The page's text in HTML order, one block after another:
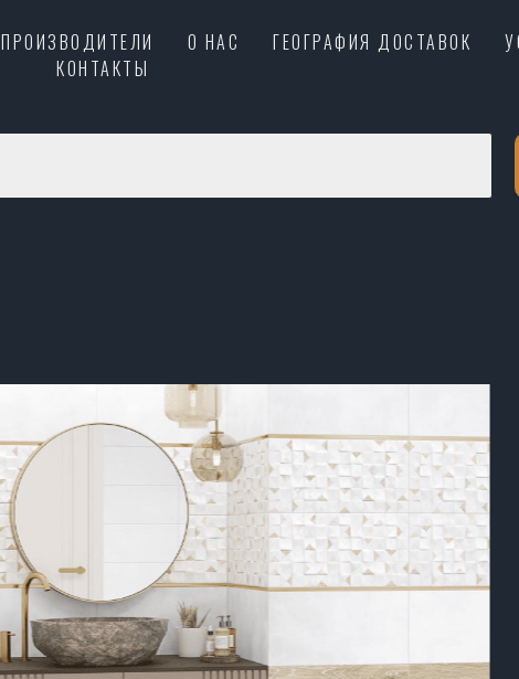
ПРОИЗВОДИТЕЛИ О НАС ГЕОГРАФИЯ ДОСТАВОК
КОНТАКТЫ